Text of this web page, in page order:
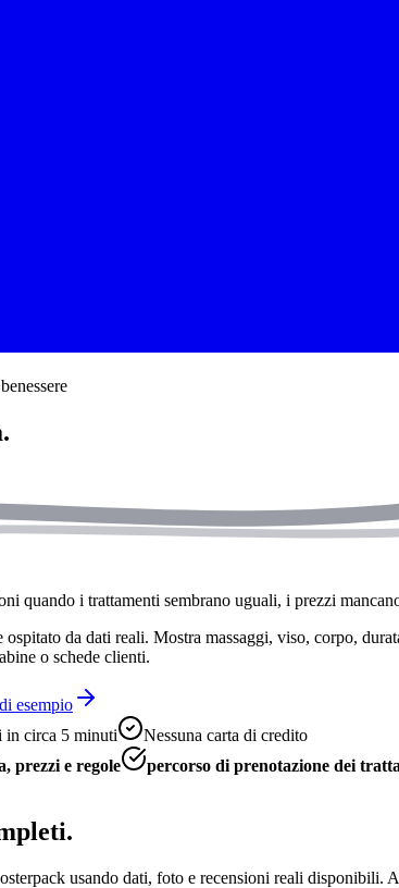
quando i trattamenti sembrano uguali, i prezzi
ospitato da dati reali. Mostra massaggi, viso, corpo,
o schede clienti.
esempio
circa 5 minuti
Nessuna carta di credito
prezzi e regole
percorso di prenotazione dei
usando dati, foto e recensioni reali disponibili.